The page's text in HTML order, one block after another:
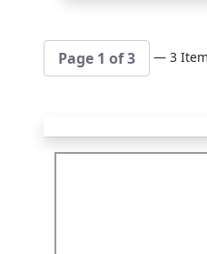
Page 1 of 3 — 3